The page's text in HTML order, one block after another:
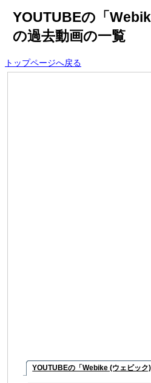
YOUTUBEの「
の過去動画の一覧
トップページへ戻る
YOUTUBEの「Webike (ウェビッ